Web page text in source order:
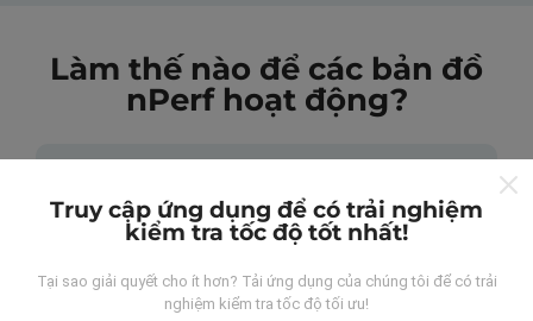
Làm thế nào để các bản đồ
nPerf hoạt động?
Những dữ liệu này đến từ đâu?
Truy cập ứng dụng để có trải nghiệm
kiểm tra tốc độ tốt nhất!
Tại sao giải quyết cho ít hơn? Tải ứng dụng của chúng tôi để có trải
nghiệm kiểm tra tốc độ tối ưu!